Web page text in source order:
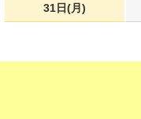
31日(月)